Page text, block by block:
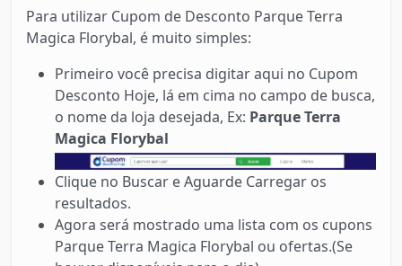
Para utilizar Cupom de Desconto Parque Terra
Magica Florybal, é muito simples:
Primeiro você precisa digitar aqui no Cupom
Desconto Hoje, lá em cima no campo de busca,
o nome da loja desejada, Ex: Parque Terra
Magica Florybal
Clique no Buscar e Aguarde Carregar os
resultados.
Agora será mostrado uma lista com os cupons
Parque Terra Magica Florybal ou ofertas.(Se